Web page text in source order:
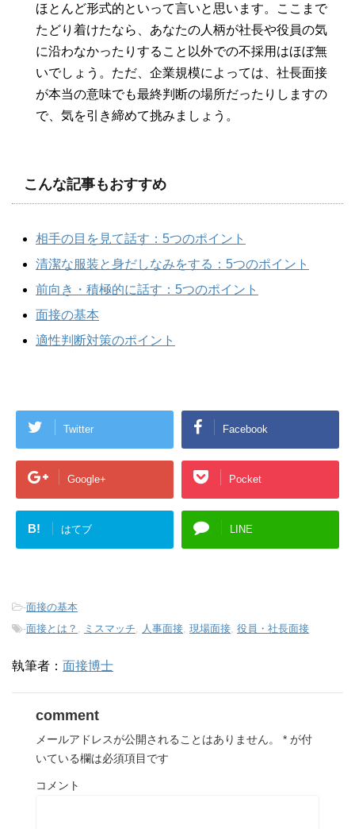
ほとんど形式的といって言いと思います。ここまで
たどり着けたなら、あなたの人柄が社長や役員の気
に沿わなかったりすること以外での不採用はほぼ無
いでしょう。ただ、企業規模によっては、社長面接
が本当の意味でも最終判断の場所だったりしますの
で、気を引き締めて挑みましょう。
こんな記事もおすすめ
相手の目を見て話す：5つのポイント
清潔な服装と身だしなみをする：5つのポイント
前向き・積極的に話す：5つのポイント
面接の基本
適性判断対策のポイント
Twitter Facebook
Google+ Pocket
B! はてブ LINE
-面接の基本
-面接とは？ ミスマッチ 人事面接 現場面接 役員・社長面接
執筆者： 面接博士
comment
メールアドレスが公開されることはありません。 * が付
いている欄は必須項目です
コメント